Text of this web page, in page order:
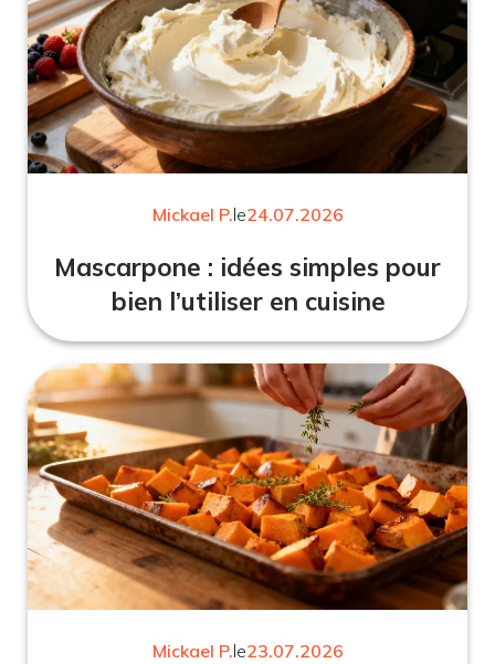
Mickael P.le24.07.2026
Mascarpone : idées simples pour
bien l’utiliser en cuisine
Mickael P.le23.07.2026